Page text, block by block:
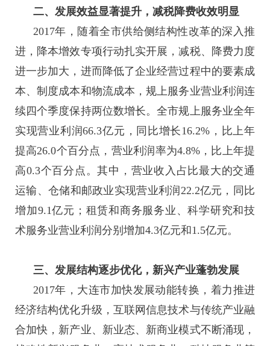
二、发展效益显著提升，减税降费收效明显
2017年，随着全市供给侧结构性改革的深入推
进，降本增效专项行动扎实开展，减税、降费力度
进一步加大，进而降低了企业经营过程中的要素成
本、制度成本和物流成本，规上服务业营业利润连
续四个季度保持两位数增长。全市规上服务业全年
实现营业利润66.3亿元，同比增长16.2%，比上年
提高26.0个百分点，营业利润率为4.8%，比上年提
高0.3个百分点。其中，营业收入占比最大的交通
运输、仓储和邮政业实现营业利润22.2亿元，同比
增加9.1亿元；租赁和商务服务业、科学研究和技
术服务业营业利润分别增加4.3亿元和1.5亿元。
三、发展结构逐步优化，新兴产业蓬勃发展
2017年，大连市加快发展动能转换，着力推进
经济结构优化升级，互联网信息技术与传统产业融
合加快，新产业、新业态、新商业模式不断涌现，